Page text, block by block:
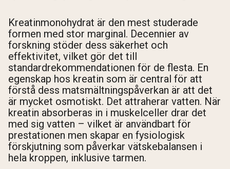
Kreatinmonohydrat är den mest studerade
formen med stor marginal. Decennier av
forskning stöder dess säkerhet och
effektivitet, vilket gör det till
standardrekommendationen för de flesta. En
egenskap hos kreatin som är central för att
förstå dess matsmältningspåverkan är att det
är mycket osmotiskt. Det attraherar vatten. När
kreatin absorberas in i muskelceller drar det
med sig vatten – vilket är användbart för
prestationen men skapar en fysiologisk
förskjutning som påverkar vätskebalansen i
hela kroppen, inklusive tarmen.